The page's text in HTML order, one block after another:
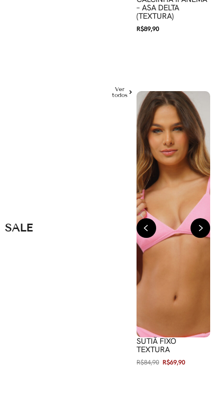
– ASA DELTA
(TEXTURA)
R$89,90
SALE
Ver
todos
SUTIÃ FIXO
TEXTURA
R$84,90 R$69,90